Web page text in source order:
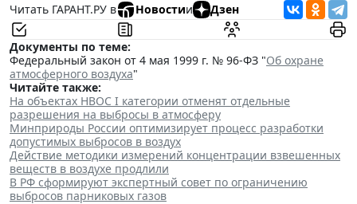
Читать ГАРАНТ.РУ в
Новостии Дзен
Документы по теме:
Федеральный закон от 4 мая 1999 г. № 96-ФЗ "Об охране
атмосферного воздуха"
Читайте также:
На объектах НВОС I категории отменят отдельные
разрешения на выбросы в атмосферу
Минприроды России оптимизирует процесс разработки
допустимых выбросов в воздух
Действие методики измерений концентрации взвешенных
веществ в воздухе продлили
В РФ сформируют экспертный совет по ограничению
выбросов парниковых газов